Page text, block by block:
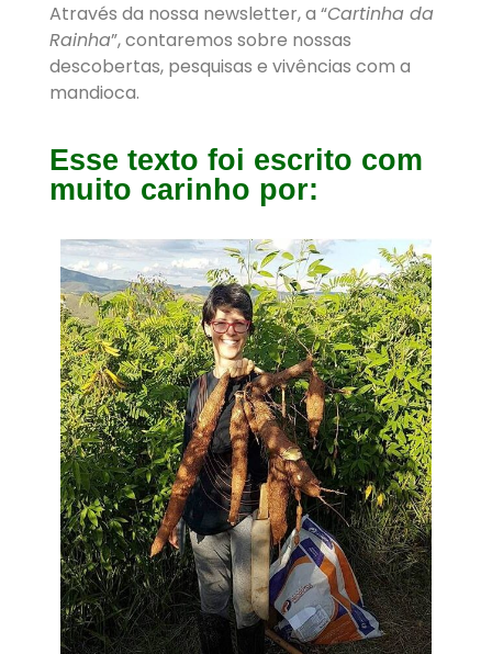
Através da nossa newsletter, a “Cartinha da
Rainha”, contaremos sobre nossas
descobertas, pesquisas e vivências com a
mandioca.
Esse texto foi escrito com
muito carinho por: